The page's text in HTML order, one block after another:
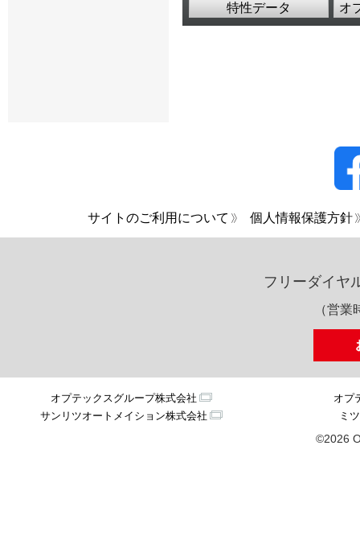
特性データ
オ
サイトのご利用について 個人情報保護方針
フリーダイヤ
（営
オプテックスグループ株式会社
オプ
サンリツオートメイション株式会社
ミ
©2026